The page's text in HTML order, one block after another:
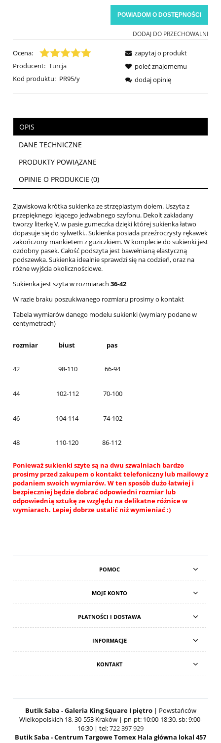
POWIADOM O DOSTĘPNOŚCI
DODAJ DO PRZECHOWALNI
Ocena:
Producent: Turcja
Kod produktu: PR95/y
zapytaj o produkt
poleć znajomemu
dodaj opinię
OPIS
DANE TECHNICZNE
PRODUKTY POWIĄZANE
OPINIE O PRODUKCIE (0)
Zjawiskowa krótka sukienka ze strzępiastym dołem. Uszyta z
przepięknego lejącego jedwabnego szyfonu. Dekolt zakładany
tworzy literkę V, w pasie gumeczka dzięki której sukienka łatwo
dopasuje się do sylwetki.. Sukienka posiada przeźroczysty rękawek
zakończony mankietem z guziczkiem. W komplecie do sukienki jest
ozdobny pasek. Całość podszyta jest bawełnianą elastyczną
podszewka. Sukienka idealnie sprawdzi się na codzień, oraz na
różne wyjścia okolicznościowe.
Sukienka jest szyta w rozmiarach 36-42
W razie braku poszukiwanego rozmiaru prosimy o kontakt
Tabela wymiarów danego modelu sukienki (wymiary podane w
centymetrach)
rozmiar biust pas
42 98-110 66-94
44 102-112 70-100
46 104-114 74-102
48 110-120 86-112
Ponieważ sukienki szyte są na dwu szwalniach bardzo
prosimy przed zakupem o kontakt telefoniczny lub mailowy z
podaniem swoich wymiarów. W ten sposób dużo łatwiej i
bezpieczniej będzie dobrać odpowiedni rozmiar lub
odpowiednią sztukę ze względu na delikatne różnice w
wymiarach. Lepiej dobrze ustalić niż wymieniać :)
POMOC
MOJE KONTO
PŁATNOŚCI I DOSTAWA
INFORMACJE
KONTAKT
Butik Saba - Galeria King Square I piętro| Powstańców
Wielkopolskich 18, 30-553 Kraków | pn-pt: 10:00-18:30, sb: 9:00-
16:30 | tel:722 397 929
Butik Saba - Centrum Targowe Tomex Hala główna lokal 457